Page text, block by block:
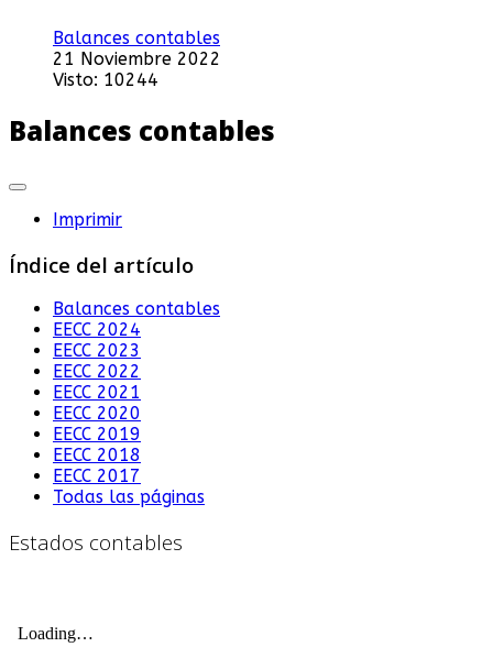
Balances contables
21 Noviembre 2022
Visto: 10244
Balances contables
Imprimir
Índice del artículo
Balances contables
EECC 2024
EECC 2023
EECC 2022
EECC 2021
EECC 2020
EECC 2019
EECC 2018
EECC 2017
Todas las páginas
Estados contables